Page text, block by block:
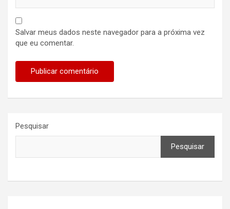
Salvar meus dados neste navegador para a próxima vez
que eu comentar.
Pesquisar
Pesquisar